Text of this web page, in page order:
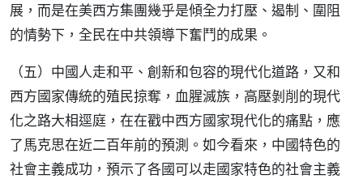
展，而是在美西方集團幾乎是傾全力打壓、遏制、圍阻
的情勢下，全民在中共領導下奮鬥的成果。
（五）中國人走和平、創新和包容的現代化道路，又和
西方國家傳統的殖民掠奪，血腥滅族，高壓剝削的現代
化之路大相逕庭，在在戳中西方國家現代化的痛點，應
了馬克思在近二百年前的預測。如今看來，中國特色的
社會主義成功，預示了各國可以走國家特色的社會主義